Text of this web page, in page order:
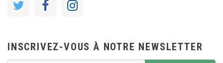
INSCRIVEZ-VOUS À NOTRE NEWSLETTER